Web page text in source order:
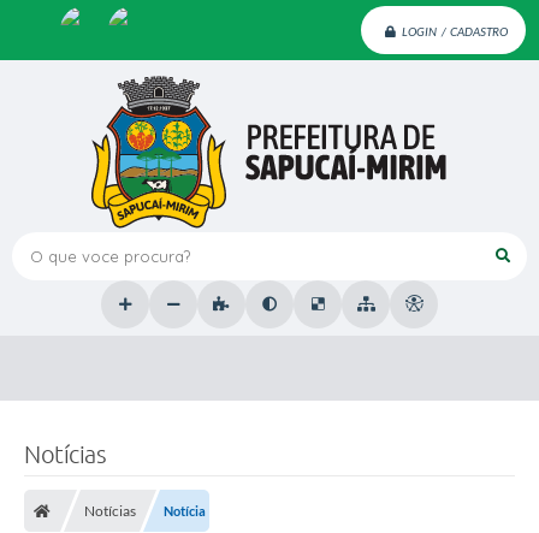
LOGIN / CADASTRO
O que voce procura?
Notícias
Notícias Notícia